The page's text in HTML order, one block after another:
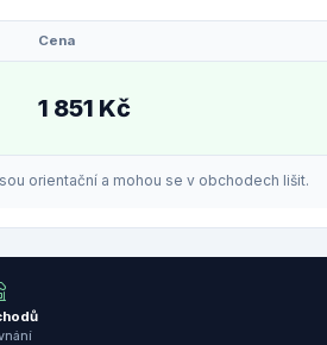
Cena
1 851 Kč
orientační a mohou se v obchodech lišit.